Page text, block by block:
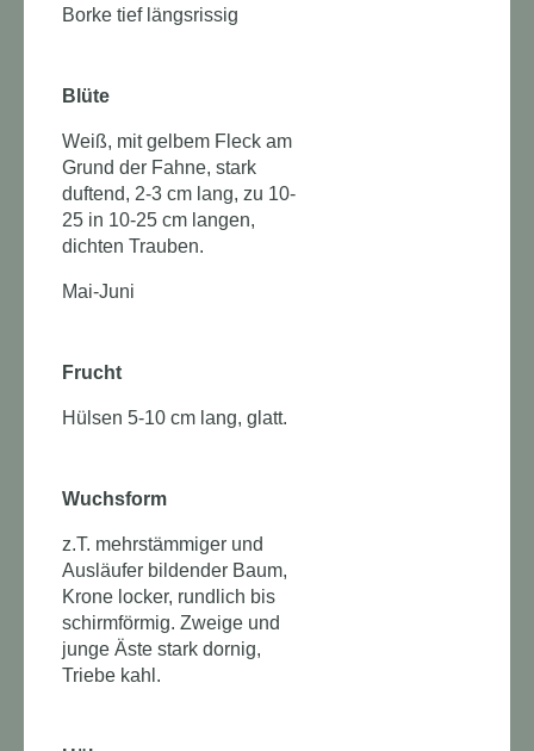
Borke tief längsrissig
Blüte
Weiß, mit gelbem Fleck am
Grund der Fahne, stark
duftend, 2-3 cm lang, zu 10-
25 in 10-25 cm langen,
dichten Trauben.
Mai-Juni
Frucht
Hülsen 5-10 cm lang, glatt.
Wuchsform
z.T. mehrstämmiger und
Ausläufer bildender Baum,
Krone locker, rundlich bis
schirmförmig. Zweige und
junge Äste stark dornig,
Triebe kahl.